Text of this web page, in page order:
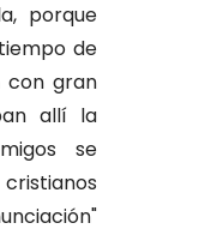
porque
de
con gran
allí la
se